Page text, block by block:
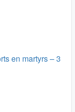
en martyrs – 3